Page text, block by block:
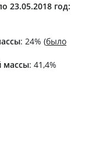
23.05.2018 год:
: 24% (было
массы: 41,4%